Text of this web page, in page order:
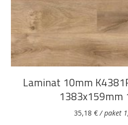
DODAJ U
Laminat 10mm
1383x159mm
35,18 €/ paket